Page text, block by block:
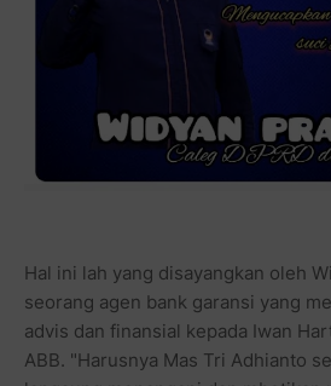
Hal ini lah yang disayangkan oleh
seorang agen bank garansi yang
advis dan finansial kepada Iwan
ABB. "Harusnya Mas Tri Adhianto